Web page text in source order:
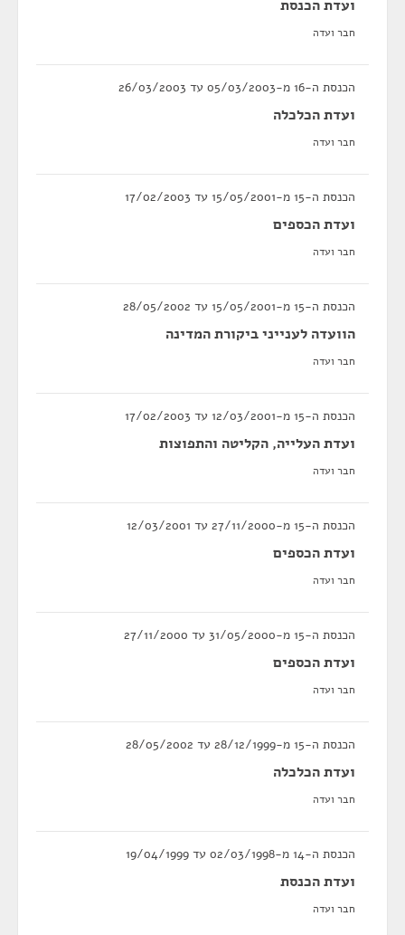
ועדת הכנסת
חבר ועדה
הכנסת ה-16 מ-05/03/2003 עד 26/03/2003
ועדת הכלכלה
חבר ועדה
הכנסת ה-15 מ-15/05/2001 עד 17/02/2003
ועדת הכספים
חבר ועדה
הכנסת ה-15 מ-15/05/2001 עד 28/05/2002
הוועדה לענייני ביקורת המדינה
חבר ועדה
הכנסת ה-15 מ-12/03/2001 עד 17/02/2003
ועדת העלייה, הקליטה והתפוצות
חבר ועדה
הכנסת ה-15 מ-27/11/2000 עד 12/03/2001
ועדת הכספים
חבר ועדה
הכנסת ה-15 מ-31/05/2000 עד 27/11/2000
ועדת הכספים
חבר ועדה
הכנסת ה-15 מ-28/12/1999 עד 28/05/2002
ועדת הכלכלה
חבר ועדה
הכנסת ה-14 מ-02/03/1998 עד 19/04/1999
ועדת הכנסת
חבר ועדה